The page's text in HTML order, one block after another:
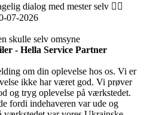
dialog med mester selv 👍🏾
07-2026
skulle selv omsyne
- Hella Service Partner
om din oplevelse hos os. Vi er
ikke har været god. Vi prøver
og tryg oplevelse på værkstedet.
fordi indehaveren var ude og